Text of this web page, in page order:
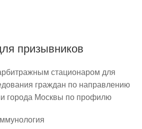
призывников
стационаром для
граждан по направлению
города Москвы по профилю